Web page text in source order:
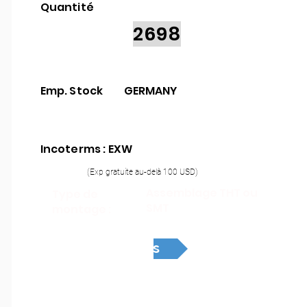
Quantité
2698
Emp. Stock GERMANY
Incoterms : EXW
(Exp gratuite au-delà 100 USD)
Devis